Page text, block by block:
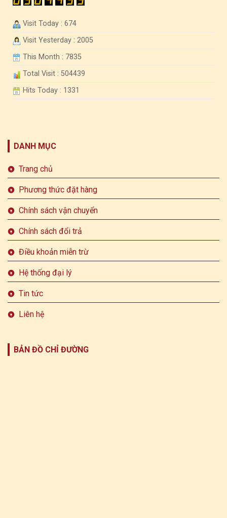
Visit Today : 674
Visit Yesterday : 2005
This Month : 7835
Total Visit : 504439
Hits Today : 1331
DANH MỤC
Trang chủ
Phương thức đặt hàng
Chính sách vận chuyển
Chính sách đổi trả
Điều khoản miễn trừ
Hệ thống đại lý
Tin tức
Liên hệ
BẢN ĐỒ CHỈ ĐƯỜNG